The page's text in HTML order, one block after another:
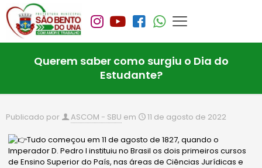
Querem saber como surgiu o Dia do
Estudante?
Publicado por ASCOM - SBU em 11 de agosto de 2022
Tudo começou em 11 de agosto de 1827, quando o
Imperador D. Pedro I instituiu no Brasil os dois primeiros cursos
de Ensino Superior do País, nas áreas de Ciências Jurídicas e